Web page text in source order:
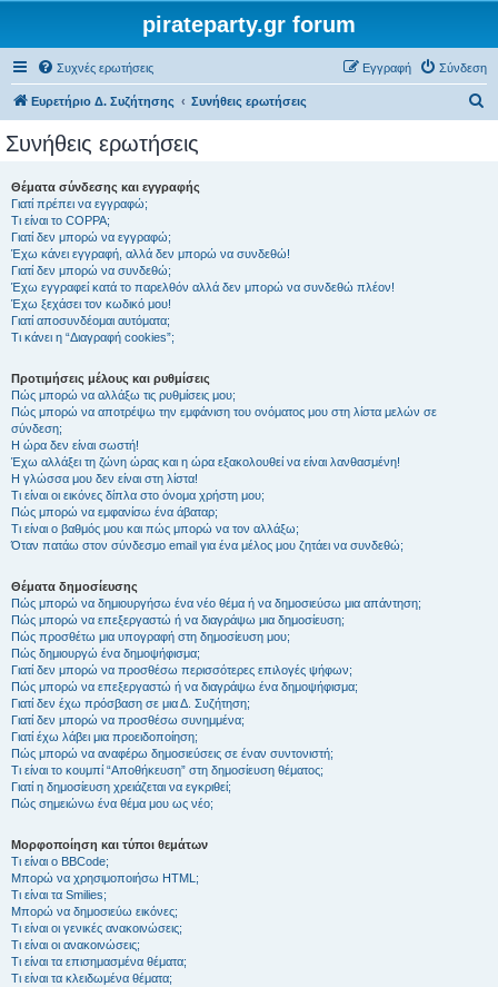
pirateparty.gr forum
Συχνές ερωτήσεις Σύνδεση
Εγγραφή
Ευρετήριο Δ. Συζήτησης Συνήθεις ερωτήσεις
Συνήθεις ερωτήσεις
Θέματα σύνδεσης και εγγραφής
Γιατί πρέπει να εγγραφώ;
Τι είναι το COPPA;
Γιατί δεν μπορώ να εγγραφώ;
Έχω κάνει εγγραφή, αλλά δεν μπορώ να συνδεθώ!
Γιατί δεν μπορώ να συνδεθώ;
Έχω εγγραφεί κατά το παρελθόν αλλά δεν μπορώ να συνδεθώ πλέον!
Έχω ξεχάσει τον κωδικό μου!
Γιατί αποσυνδέομαι αυτόματα;
Τι κάνει η “Διαγραφή cookies”;
Προτιμήσεις μέλους και ρυθμίσεις
Πώς μπορώ να αλλάξω τις ρυθμίσεις μου;
Πώς μπορώ να αποτρέψω την εμφάνιση του ονόματος μου στη λίστα μελών σε
σύνδεση;
Η ώρα δεν είναι σωστή!
Έχω αλλάξει τη ζώνη ώρας και η ώρα εξακολουθεί να είναι λανθασμένη!
Η γλώσσα μου δεν είναι στη λίστα!
Τι είναι οι εικόνες δίπλα στο όνομα χρήστη μου;
Πώς μπορώ να εμφανίσω ένα άβαταρ;
Τι είναι ο βαθμός μου και πώς μπορώ να τον αλλάξω;
Όταν πατάω στον σύνδεσμο email για ένα μέλος μου ζητάει να συνδεθώ;
Θέματα δημοσίευσης
Πώς μπορώ να δημιουργήσω ένα νέο θέμα ή να δημοσιεύσω μια απάντηση;
Πώς μπορώ να επεξεργαστώ ή να διαγράψω μια δημοσίευση;
Πώς προσθέτω μια υπογραφή στη δημοσίευση μου;
Πώς δημιουργώ ένα δημοψήφισμα;
Γιατί δεν μπορώ να προσθέσω περισσότερες επιλογές ψήφων;
Πώς μπορώ να επεξεργαστώ ή να διαγράψω ένα δημοψήφισμα;
Γιατί δεν έχω πρόσβαση σε μια Δ. Συζήτηση;
Γιατί δεν μπορώ να προσθέσω συνημμένα;
Γιατί έχω λάβει μια προειδοποίηση;
Πώς μπορώ να αναφέρω δημοσιεύσεις σε έναν συντονιστή;
Τι είναι το κουμπί “Αποθήκευση” στη δημοσίευση θέματος;
Γιατί η δημοσίευση χρειάζεται να εγκριθεί;
Πώς σημειώνω ένα θέμα μου ως νέο;
Μορφοποίηση και τύποι θεμάτων
Τι είναι ο BBCode;
Μπορώ να χρησιμοποιήσω HTML;
Τι είναι τα Smilies;
Μπορώ να δημοσιεύω εικόνες;
Τι είναι οι γενικές ανακοινώσεις;
Τι είναι οι ανακοινώσεις;
Τι είναι τα επισημασμένα θέματα;
Τι είναι τα κλειδωμένα θέματα;